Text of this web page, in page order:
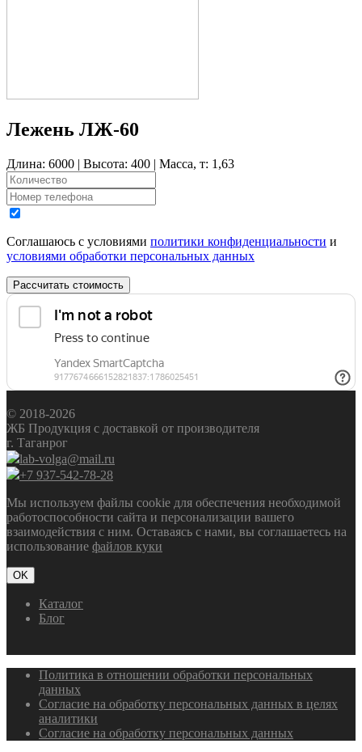
Лежень ЛЖ-60
Длина: 6000 | Высота: 400 | Масса, т: 1,63
Соглашаюсь с условиями политики конфиденциальности и
условиями обработки персональных данных
Рассчитать стоимость
© 2018-2026
ЖБ Продукция с доставкой от производителя
г. Таганрог
lab-volga@mail.ru
+7 937-542-78-28
Мы используем файлы cookie для обеспечения необходимой
работоспособности сайта и персонализации вашего
взаимодействия с ним. Оставаясь с нами, вы соглашаетесь на
использование файлов куки
OK
Каталог
Блог
Политика в отношении обработки персональных
данных
Согласие на обработку персональных данных в целях
аналитики
Согласие на обработку персональных данных